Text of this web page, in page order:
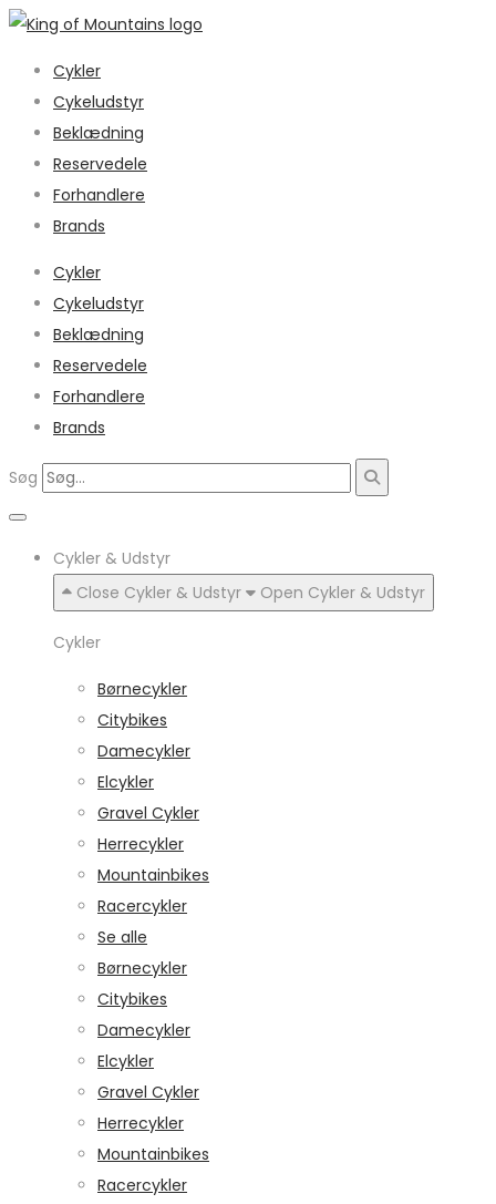
Cykler
Cykeludstyr
Beklædning
Reservedele
Forhandlere
Brands
Cykler
Cykeludstyr
Beklædning
Reservedele
Forhandlere
Brands
Søg
Cykler & Udstyr
Close Cykler & Udstyr
Open Cykler & Udstyr
Cykler
Børnecykler
Citybikes
Damecykler
Elcykler
Gravel Cykler
Herrecykler
Mountainbikes
Racercykler
Se alle
Børnecykler
Citybikes
Damecykler
Elcykler
Gravel Cykler
Herrecykler
Mountainbikes
Racercykler